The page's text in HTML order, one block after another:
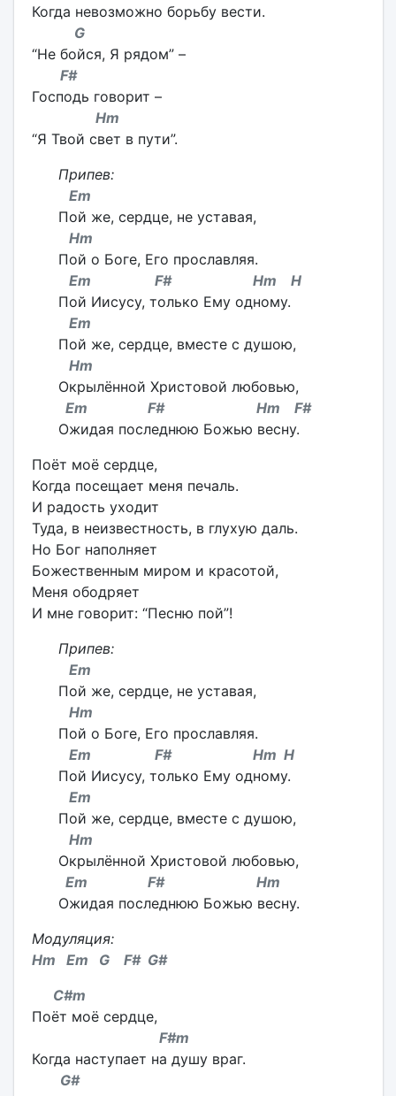
Когда невозможно борьбу вести.
G
“Не бойся, Я рядом” –
F#
Господь говорит –
Hm
“Я Твой свет в пути”.
Припев:
Em
Пой же, сердце, не уставая,
Hm
Пой о Боге, Его прославляя.
Em F# Hm H
Пой Иисусу, только Ему одному.
Em
Пой же, сердце, вместе с душою,
Hm
Окрылённой Христовой любовью,
Em F# Hm F#
Ожидая последнюю Божью весну.
Поёт моё сердце,
Когда посещает меня печаль.
И радость уходит
Туда, в неизвестность, в глухую даль.
Но Бог наполняет
Божественным миром и красотой,
Меня ободряет
И мне говорит: “Песню пой”!
Припев:
Em
Пой же, сердце, не уставая,
Hm
Пой о Боге, Его прославляя.
Em F# Hm H
Пой Иисусу, только Ему одному.
Em
Пой же, сердце, вместе с душою,
Hm
Окрылённой Христовой любовью,
Em F# Hm
Ожидая последнюю Божью весну.
Модуляция:
Hm Em G F# G#
C#m
Поёт моё сердце,
F#m
Когда наступает на душу враг.
G#